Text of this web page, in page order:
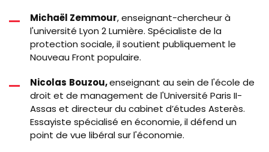
Michaël Zemmour, enseignant-chercheur à
l'université Lyon 2 Lumière. Spécialiste de la
protection sociale, il soutient publiquement le
Nouveau Front populaire.
Nicolas Bouzou,enseignant au sein de l'école de
droit et de management de l'Université Paris II-
Assas et directeur du cabinet d’études Asterès.
Essayiste spécialisé en économie, il défend un
point de vue libéral sur l'économie.